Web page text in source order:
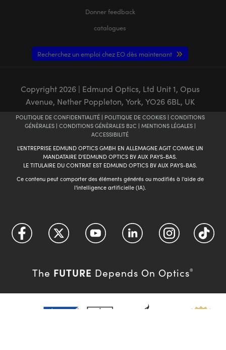
Donner feedback
catalogues
Recherchez un emploi chez EO dès maintenant
Copyright 2026| Edmund Optics, Ltd Unit 1, Opus
Avenue, Nether Poppleton, York, YO26 6BL, UK
POLITIQUE DE CONFIDENTIALITÉ| POLITIQUE DE COOKIES| CONDITIONS
GÉNÈRALES| CONDITIONS GÉNÈRALES B2C | MENTIONS LÉGALES|
ACCESSIBILITÉ
L'ENTREPRISE EDMUND OPTICS GMBH EN ALLEMAGNE AGIT COMME UN
MANDATAIRE D'EDMUND OPTICS BV AUX PAYS-BAS.
LE TITULAIRE DU CONTRAT EST EDMUND OPTICS BV AUX PAYS-BAS.
Ce contenu peut comporter des éléments générés ou modifiés à l'aide de
l'intelligence artificielle (IA).
The FUTURE Depends On Optics®